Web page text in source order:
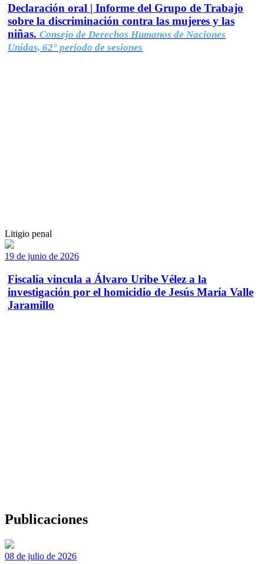
Declaración oral | Informe del Grupo de Trabajo
sobre la discriminación contra las mujeres y las
niñas. Consejo de Derechos Humanos de Naciones
Unidas, 62° período de sesiones
Litigio penal
19 de junio de 2026
Fiscalía vincula a Álvaro Uribe Vélez a la
investigación por el homicidio de Jesús María Valle
Jaramillo
Publicaciones
08 de julio de 2026